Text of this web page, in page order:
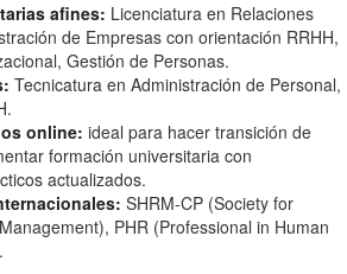
afines: Licenciatura en Relaciones
de Empresas con orientación RRHH,
Gestión de Personas.
Tecnicatura en Administración de Personal,
online: ideal para hacer transición de
formación universitaria con
actualizados.
SHRM-CP (Society for
PHR (Professional in Human